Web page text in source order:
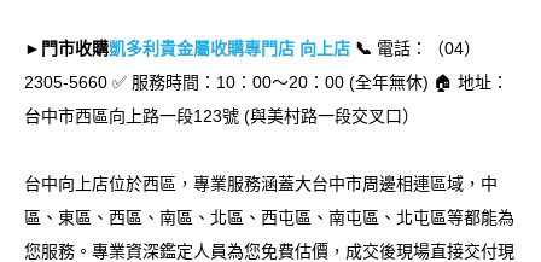
►門市收購凱多利貴金屬收購專門店 向上店 📞 電話：（04）
2305-5660 ✅ 服務時間：10：00～20：00 (全年無休) 🏠 地址：
台中市西區向上路一段123號 (與美村路一段交叉口）
台中向上店位於西區，專業服務涵蓋大台中市周邊相連區域，中
區、東區、西區、南區、北區、西屯區、南屯區、北屯區等都能為
您服務。專業資深鑑定人員為您免費估價，成交後現場直接交付現